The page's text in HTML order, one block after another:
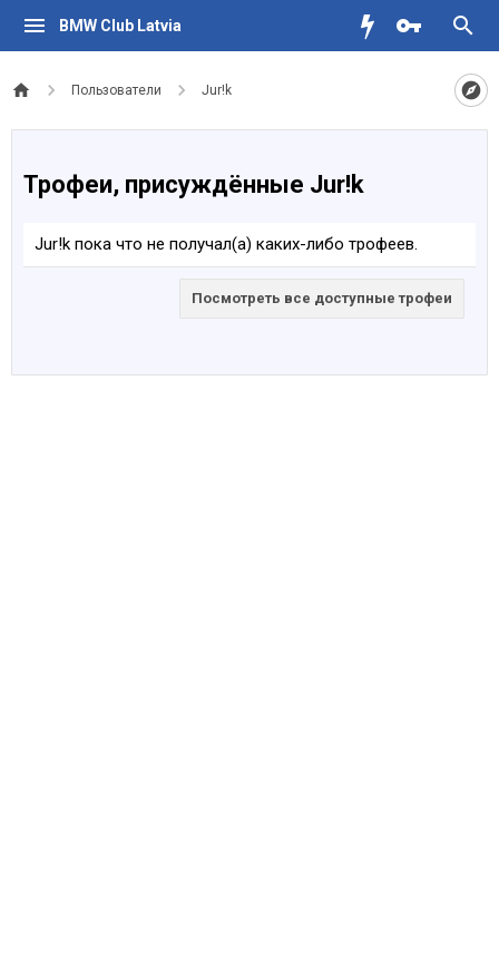
BMW Club Latvia
Пользователи Jur!k
Трофеи, присуждённые Jur!k
Jur!k пока что не получал(а) каких-либо трофеев.
Посмотреть все доступные трофеи